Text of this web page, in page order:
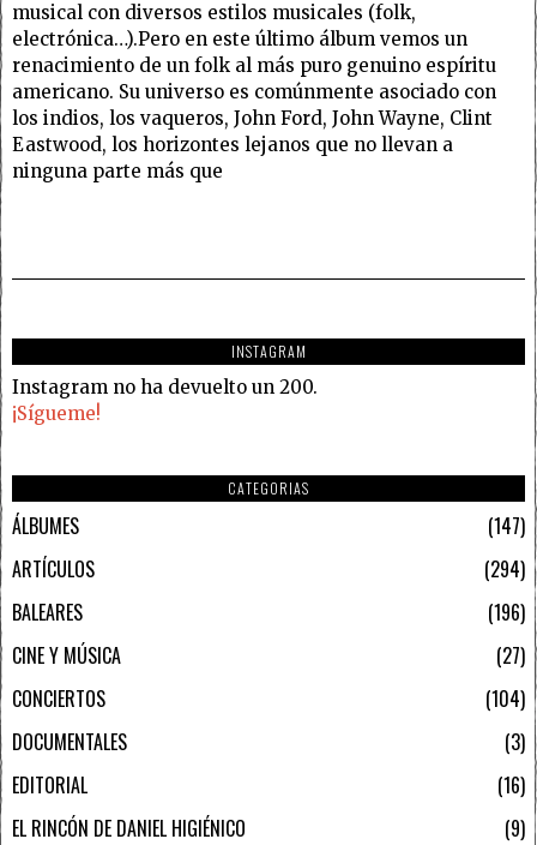
musical con diversos estilos musicales (folk,
electrónica…).Pero en este último álbum vemos un
renacimiento de un folk al más puro genuino espíritu
americano. Su universo es comúnmente asociado con
los indios, los vaqueros, John Ford, John Wayne, Clint
Eastwood, los horizontes lejanos que no llevan a
ninguna parte más que
INSTAGRAM
Instagram no ha devuelto un 200.
¡Sígueme!
CATEGORIAS
ÁLBUMES
147
ARTÍCULOS
294
BALEARES
196
CINE Y MÚSICA
27
CONCIERTOS
104
DOCUMENTALES
3
EDITORIAL
16
EL RINCÓN DE DANIEL HIGIÉNICO
9